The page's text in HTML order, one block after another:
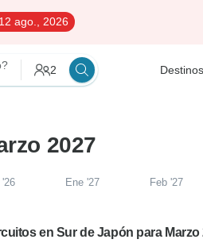
12 ago., 2026
2 Destinos
2027
'26 Ene '27 Feb '27
en Sur de Japón para Marzo